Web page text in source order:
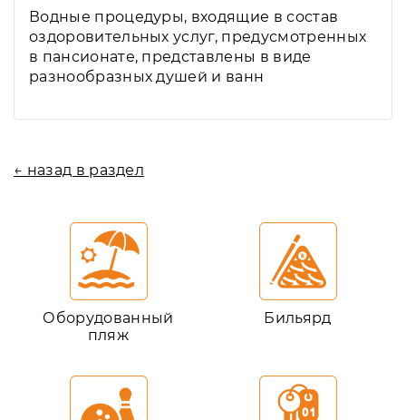
Водные процедуры, входящие в состав
оздоровительных услуг, предусмотренных
в пансионате, представлены в виде
разнообразных душей и ванн
← назад в раздел
Оборудованный
пляж
Бильярд